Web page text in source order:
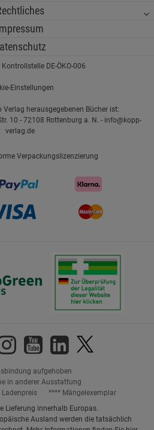
Kontrollstelle DE-ÖKO-006
Einstellungen
Verlag herausgegebenen Bücher ist:
10 - 72108 Rottenburg a. N. - info@kopp-
verlag.de
Verpackungslizenzierung
aufgehoben
in anderer Ausstattung
**** Mängelexemplar
Lieferung innerhalb Europas.
Ausland werden die tatsächlich